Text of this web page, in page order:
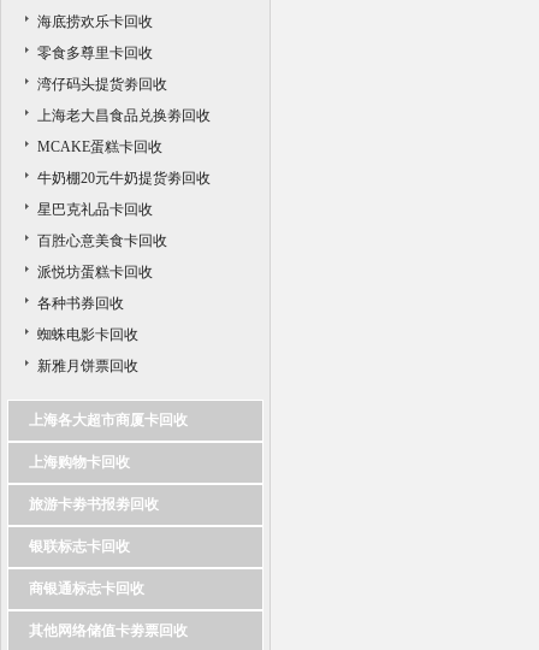
海底捞欢乐卡回收
零食多尊里卡回收
湾仔码头提货劵回收
上海老大昌食品兑换劵回收
MCAKE蛋糕卡回收
牛奶棚20元牛奶提货劵回收
星巴克礼品卡回收
百胜心意美食卡回收
派悦坊蛋糕卡回收
各种书券回收
蜘蛛电影卡回收
新雅月饼票回收
上海各大超市商厦卡回收
上海购物卡回收
旅游卡劵书报劵回收
银联标志卡回收
商银通标志卡回收
其他网络储值卡劵票回收